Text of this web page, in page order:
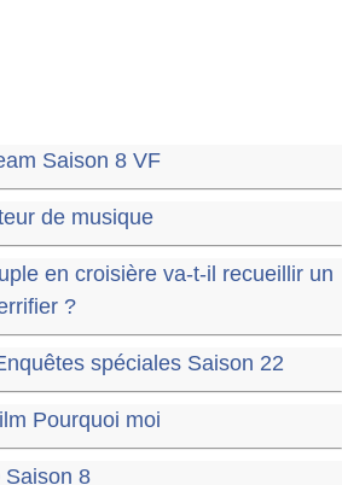
Saison 8 VF
de musique
en croisière va-t-il recueillir un
?
spéciales Saison 22
Pourquoi moi
Saison 8